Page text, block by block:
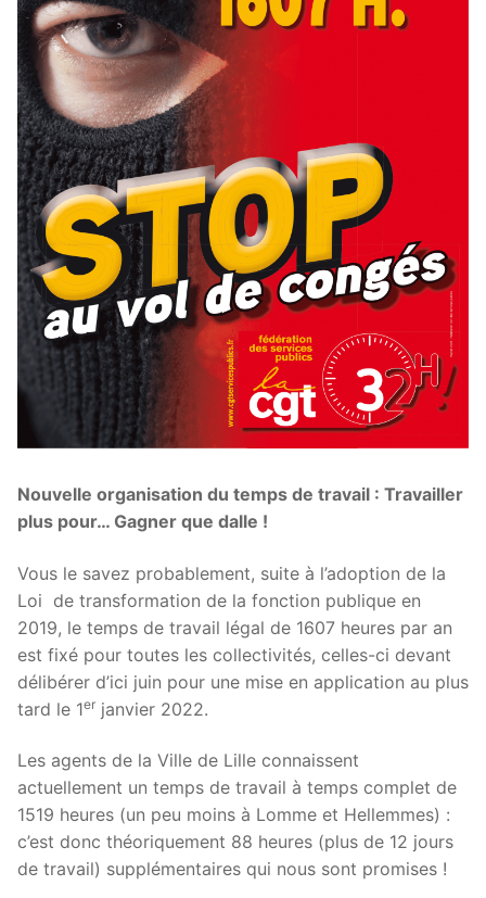
Nouvelle organisation du temps de travail : Travailler
plus pour… Gagner que dalle !
Vous le savez probablement, suite à l’adoption de la
Loi de transformation de la fonction publique en
2019, le temps de travail légal de 1607 heures par an
est fixé pour toutes les collectivités, celles-ci devant
délibérer d’ici juin pour une mise en application au plus
tard le 1er janvier 2022.
Les agents de la Ville de Lille connaissent
actuellement un temps de travail à temps complet de
1519 heures (un peu moins à Lomme et Hellemmes) :
c’est donc théoriquement 88 heures (plus de 12 jours
de travail) supplémentaires qui nous sont promises !